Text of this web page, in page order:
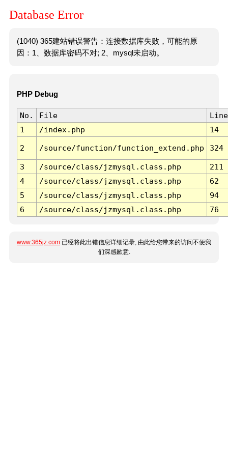
Database Error
(1040) 365建站错误警告：连接数据库失败，可能的原
因：1、数据库密码不对; 2、mysql未启动。
PHP Debug
No. File
Line
1
/index.php 14
2 /source/function/function_extend.php 324
3 /source/class/jzmysql.class.php
211
4
/source/class/jzmysql.class.php
62
5
/source/class/jzmysql.class.php
94
6
/source/class/jzmysql.class.php 76
www.365jz.com 已经将此出错信息详细记录, 由此给您带来的访问不便我
们深感歉意.